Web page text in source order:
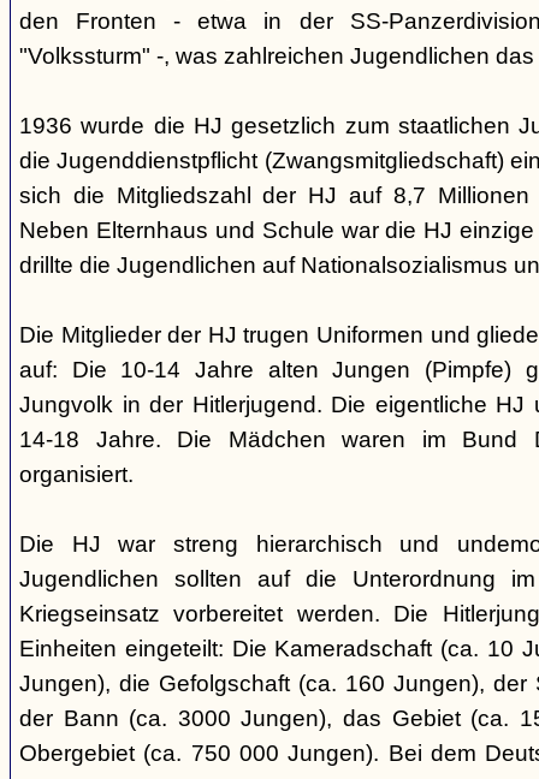
den Fronten - etwa in der SS-
"Volkssturm" -, was zahlreichen Jugendlichen
1936 wurde die HJ gesetzlich zum staatlichen
die Jugenddienstpflicht (Zwangsmitgliedschaft)
sich die Mitgliedszahl der HJ auf 8,7 Millionen
Neben Elternhaus und Schule war die HJ
drillte die Jugendlichen auf Nationalsozialismus
Die Mitglieder der HJ trugen Uniformen und
auf: Die 10-14 Jahre alten Jungen (Pimpfe)
Jungvolk in der Hitlerjugend. Die eigentliche HJ
14-18 Jahre. Die Mädchen waren im Bund
organisiert.
Die HJ war streng hierarchisch und
Jugendlichen sollten auf die Unterordnung
Kriegseinsatz vorbereitet werden. Die
Einheiten eingeteilt: Die Kameradschaft (ca. 10
Jungen), die Gefolgschaft (ca. 160 Jungen), der
der Bann (ca. 3000 Jungen), das Gebiet (ca.
Obergebiet (ca. 750 000 Jungen). Bei dem